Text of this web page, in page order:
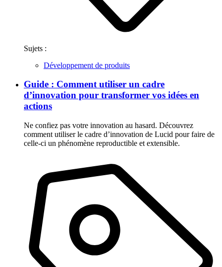
Sujets :
Développement de produits
Guide : Comment utiliser un cadre
d’innovation pour transformer vos idées en
actions
Ne confiez pas votre innovation au hasard. Découvrez
comment utiliser le cadre d’innovation de Lucid pour faire de
celle-ci un phénomène reproductible et extensible.